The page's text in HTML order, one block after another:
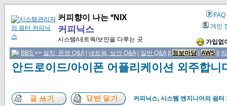
커피향이 나는 *NIX
커피닉스
시스템/네트웍/보안을 다루는 곳
FAQ
개인
가입없
BBS >> 설치, 운영 Q&A| 네트웍, 보안 Q&A| 일반 Q&A|| 정보마당| AWS
안드로이드/아이폰 어플리케이션 외주합니
커피닉스, 시스템 엔지니어의 쉼터